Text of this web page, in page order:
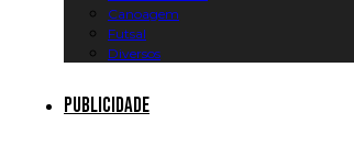
Canoagem
Futsal
Diversos
Publicidade